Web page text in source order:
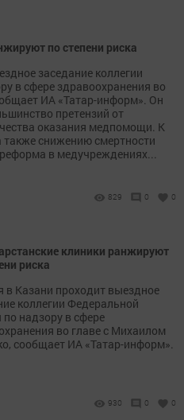
по степени риска
заседание коллегии
в сфере здравоохранения во
ИА «Татар-информ». Он
претензий от
оказания медпомощи. К
также снижению смертности
в медучреждениях...
829 0 0
клиники ранжируют
риска
в Казани проходит выездное
коллегии Федеральной
надзору в сфере
во главе с Михаилом
сообщает ИА «Татар-информ».
930 0 0